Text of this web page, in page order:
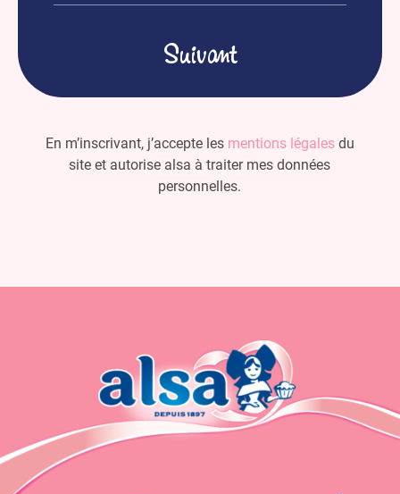
mail
En m’inscrivant, j’accepte les mentions légalesdu
site et autorise alsa à traiter mes données
personnelles.